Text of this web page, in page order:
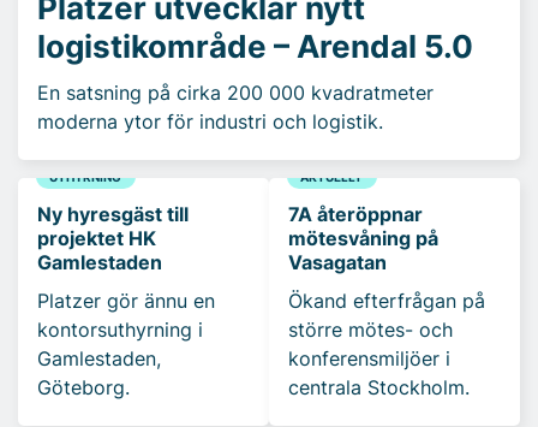
Platzer utvecklar nytt
logistikområde – Arendal 5.0
En satsning på cirka 200 000 kvadratmeter
moderna ytor för industri och logistik.
UTHYRNING
Ny hyresgäst till
projektet HK
Gamlestaden
Platzer gör ännu en
kontorsuthyrning i
Gamlestaden,
Göteborg.
AKTUELLT
7A återöppnar
mötesvåning på
Vasagatan
Ökand efterfrågan på
större mötes- och
konferensmiljöer i
centrala Stockholm.